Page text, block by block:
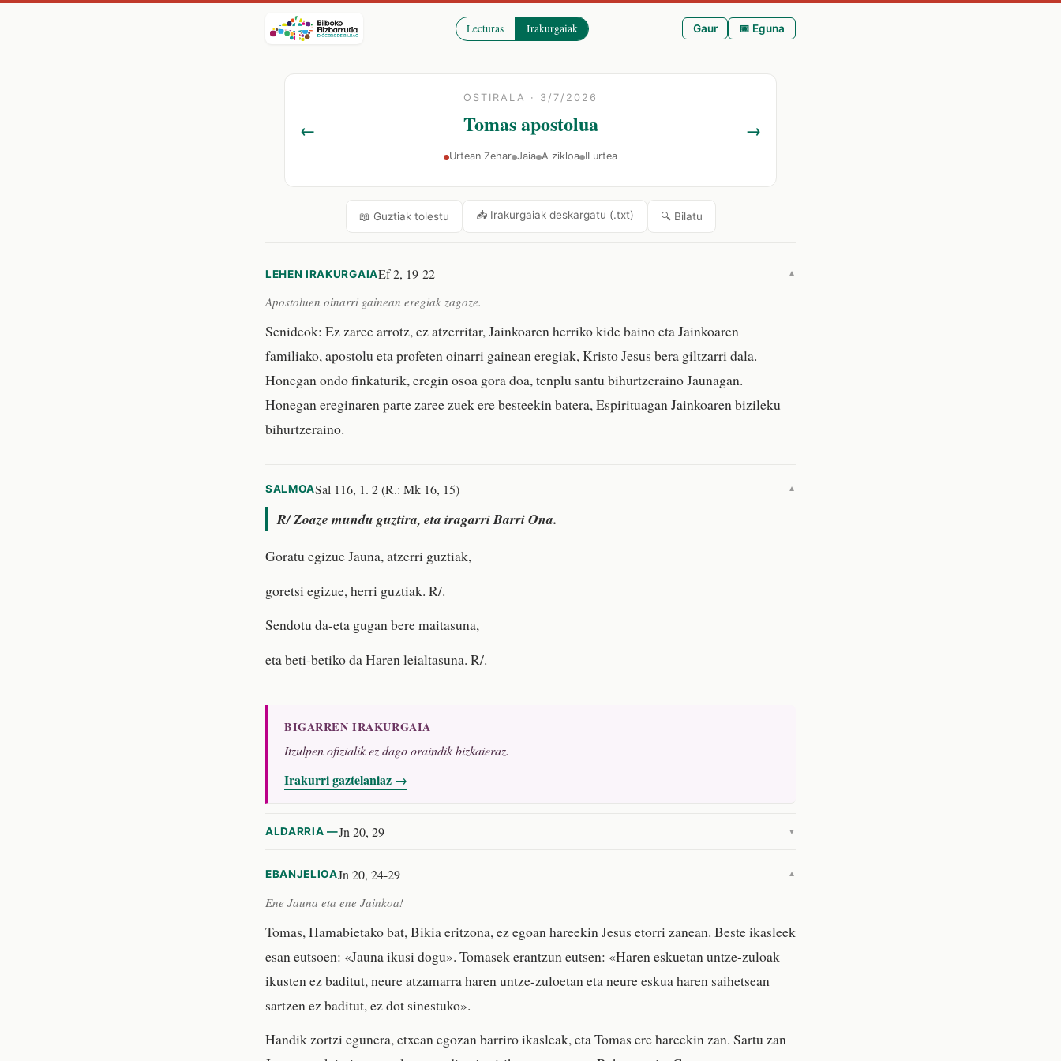
Lecturas Irakurgaiak Gaur 📅 Eguna
← →
OSTIRALA · 3/7/2026
Tomas apostolua
Urtean Zehar Jaia A zikloa II urtea
📖 Guztiak tolestu 📥 Irakurgaiak deskargatu (.txt) 🔍 Bilatu
LEHEN IRAKURGAIAEf 2, 19-22 ▼
Apostoluen oinarri gainean eregiak zagoze.
Senideok: Ez zaree arrotz, ez atzerritar, Jainkoaren herriko kide baino eta Jainkoaren
familiako, apostolu eta profeten oinarri gainean eregiak, Kristo Jesus bera giltzarri dala.
Honegan ondo finkaturik, eregin osoa gora doa, tenplu santu bihurtzeraino Jaunagan.
Honegan ereginaren parte zaree zuek ere besteekin batera, Espirituagan Jainkoaren bizileku
bihurtzeraino.
SALMOASal 116, 1. 2 (R.: Mk 16, 15) ▼
R/Zoaze mundu guztira, eta iragarri Barri Ona.
Goratu egizue Jauna, atzerri guztiak,
goretsi egizue, herri guztiak. R/.
Sendotu da-eta gugan bere maitasuna,
eta beti-betiko da Haren leialtasuna. R/.
BIGARREN IRAKURGAIA
Itzulpen ofizialik ez dago oraindik bizkaieraz.
Irakurri gaztelaniaz →
ALDARRIA —Jn 20, 29 ▼
EBANJELIOAJn 20, 24-29 ▼
Ene Jauna eta ene Jainkoa!
Tomas, Hamabietako bat, Bikia eritzona, ez egoan hareekin Jesus etorri zanean. Beste ikasleek
esan eutsoen: «Jauna ikusi dogu». Tomasek erantzun eutsen: «Haren eskuetan untze-zuloak
ikusten ez baditut, neure atzamarra haren untze-zuloetan eta neure eskua haren saihetsean
sartzen ez baditut, ez dot sinestuko».
Handik zortzi egunera, etxean egozan barriro ikasleak, eta Tomas ere hareekin zan. Sartu zan